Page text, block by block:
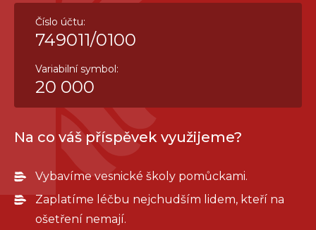
Číslo účtu:
749011/0100
Variabilní symbol:
20 000
Na co váš příspěvek využijeme?
Vybavíme vesnické školy pomůckami.
Zaplatíme léčbu nejchudším lidem, kteří na
ošetření nemají.